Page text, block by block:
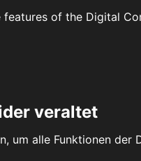
of the Digital
veraltet
um alle Funktionen